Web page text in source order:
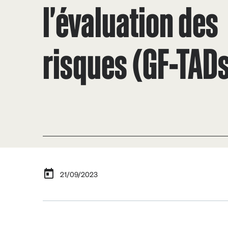
l'évaluation des
risques (GF-
21/09/2023